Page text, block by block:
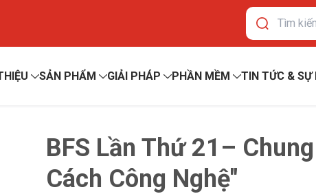
SẢN PHẨM GIẢI PHÁP PHẦN MỀM TIN TỨC & SỰ
BFS Lần Thứ 21–
Cách Công Nghệ"